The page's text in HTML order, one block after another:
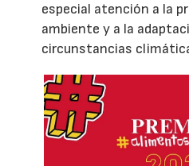
especial atención a la
ambiente y a la
circunstancias